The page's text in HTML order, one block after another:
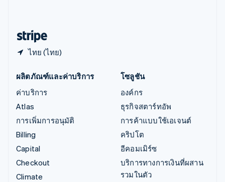
ไทย (ไทย)
ผลิตภัณฑ์และค่าบริการ
ค่าบริการ
Atlas
การเพิ่มการอนุมัติ
Billing
Capital
Checkout
Climate
โซลูชัน
องค์กร
ธุรกิจสตาร์ทอัพ
การค้าแบบใช้เอเจนต์
คริปโต
อีคอมเมิร์ซ
บริการทางการเงินที่ผสาน
รวมในตัว